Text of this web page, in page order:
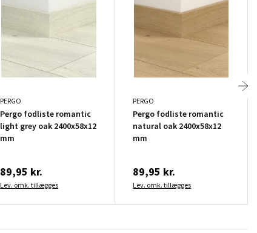
PERGO
Pergo fodliste romantic
light grey oak 2400x58x12
mm
89,95 kr.
Lev. omk. tillægges
PERGO
Pergo fodliste romantic
natural oak 2400x58x12
mm
89,95 kr.
Lev. omk. tillægges